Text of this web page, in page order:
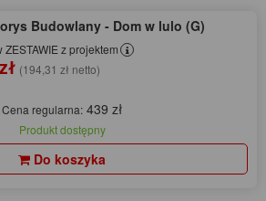
Budowlany - Dom w lulo (G)
ZESTAWIE z projektem
(194,31 zł netto)
Cena regularna: 439 zł
Produkt dostępny
Do koszyka